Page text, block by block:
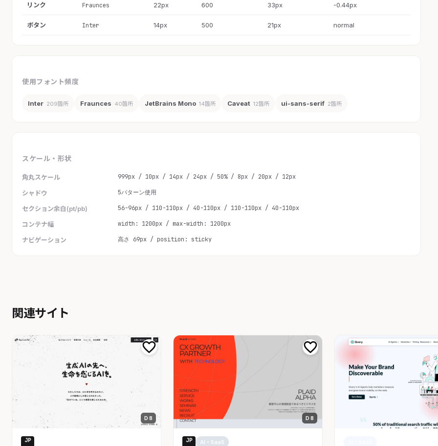
リンク Fraunces 22px 600 33px -0.44px
ボタン Inter 14px 500 21px normal
使用フォント頻度
Inter 209箇所 Fraunces 40箇所 JetBrains Mono 14箇所 Caveat 12箇所 ui-sans-serif 2箇所
スケール・形状
角丸スケール 999px / 10px / 14px / 24px / 50% / 8px / 20px / 12px
シャドウ 5パターン使用
セクション余白(pt/pb) 56-96px / 110-110px / 40-110px / 110-110px / 40-110px
コンテナ幅 width: 1200px / max-width: 1200px
ナビゲーション 高さ 69px / position: sticky
関連サイト
D 8
JP
D 8
JP AI・SaaS